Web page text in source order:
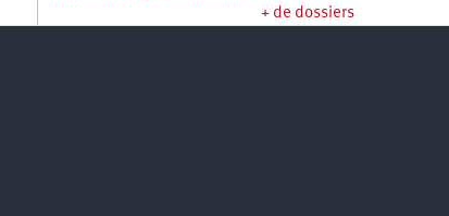
+ de dossiers